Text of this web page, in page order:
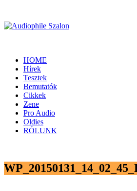
HOME
Hírek
Tesztek
Bemutatók
Cikkek
Zene
Pro Audio
Oldies
RÓLUNK